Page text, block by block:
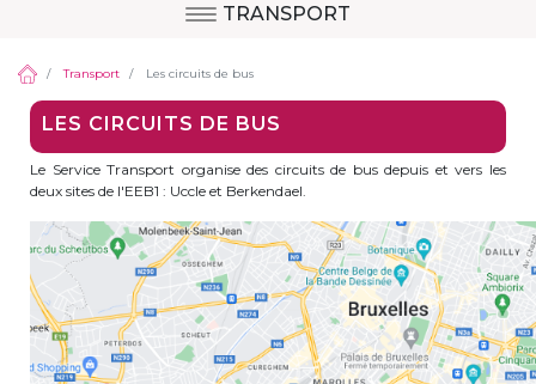
Question, avis,
demande, suggestion :
contactez le bon
service !
Activités périscolaires Berkendael
+32 (0)472 07 35 25
periscolaire.berkendael@apeee-bxl1-
services.be
TRANSPORT
Site de Berkendael
Transport Les circuits de bus
LES CIRCUITS DE BUS
Le Service Transport organise des circuits de bus depuis et vers les
deux sites de l'EEB1 : Uccle et Berkendael.